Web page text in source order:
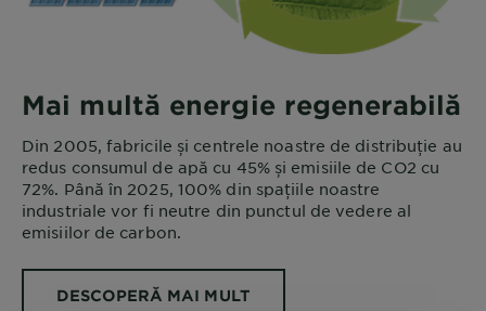
Mai multă energie regenerabilă
Din 2005, fabricile și centrele noastre de distribuție au
redus consumul de apă cu 45% și emisiile de CO2 cu
72%. Până în 2025, 100% din spațiile noastre
industriale vor fi neutre din punctul de vedere al
emisiilor de carbon.
DESCOPERĂ MAI MULT